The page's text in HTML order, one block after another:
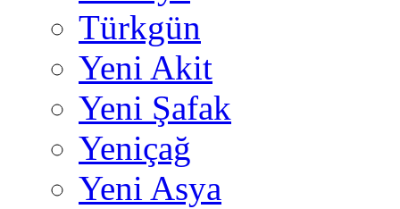
Türkgün
Yeni Akit
Yeni Şafak
Yeniçağ
Yeni Asya